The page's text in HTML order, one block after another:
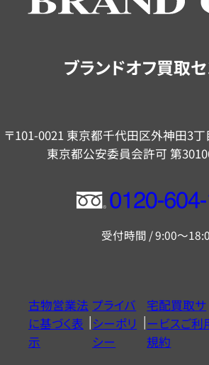
ブランドオフ買取
〒101-0021 東京都千代田区外神田3
東京都公安委員会許可 第
フ
ー
ヤ
ル
0120604117
受付時間 / 9:00～
古物営業法
に基づく表
示
プライバ
シーポリ
シー
宅配買取サ
ービスご利
規約